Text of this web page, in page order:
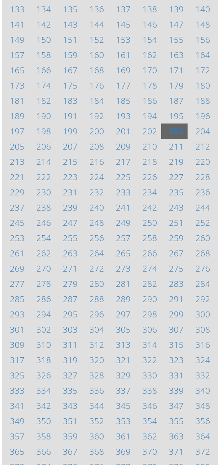
133
134 135 136 137 138 139
140
141
142 143 144 145 146 147
148
149
150 151 152 153 154 155
156
157
158 159 160 161 162 163
164
165
166 167 168 169 170 171
172
173
174 175 176 177 178 179
180
181
182 183 184 185 186 187
188
189
190 191 192 193 194 195
196
197
198 199 200 201 202 203
204
205
206 207 208 209 210 211
212
213
214 215 216 217 218 219
220
221
222 223 224 225 226 227
228
229
230 231 232 233 234 235
236
237
238 239 240 241 242 243
244
245
246 247 248 249 250 251
252
253
254 255 256 257 258 259
260
261
262 263 264 265 266 267
268
269
270 271 272 273 274 275
276
277
278 279 280 281 282 283
284
285
286 287 288 289 290 291
292
293
294 295 296 297 298 299
300
301
302 303 304 305 306 307
308
309
310 311 312 313 314 315
316
317
318 319 320 321 322 323
324
325
326 327 328 329 330 331
332
333
334 335 336 337 338 339
340
341
342 343 344 345 346 347
348
349
350 351 352 353 354 355
356
357
358 359 360 361 362 363
364
365
366 367 368 369 370 371
372